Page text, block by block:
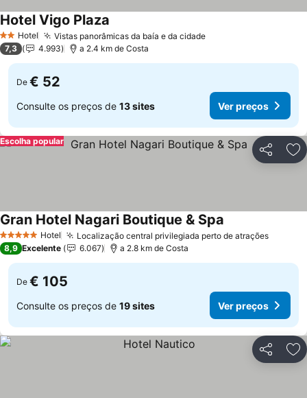
2 Estrelas
Hotel Vistas panorâmicas da baía e da cidade
Hotel Vigo Plaza
7,3 4.993 a 2.4 km de Costa
De € 52
Consulte os preços de 13 sites Ver preços
Partilhar
Escolha popular
5 Estrelas Hotel Localização central privilegiada perto de atrações
Gran Hotel Nagari Boutique & Spa
8,9 Excelente 6.067 a 2.8 km de Costa
De € 105
Consulte os preços de 19 sites Ver preços
Partilhar